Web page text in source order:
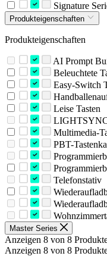
Signature
Produkteigenschaften
Produkteigenschaften
AI Prompt
Beleuchtete
Easy-Switch
Leise Tasten
Multimedia-
PBT-
Telefonstativ
Master Series
Anzeigen 8 von 8
Anzeigen 8 von 8